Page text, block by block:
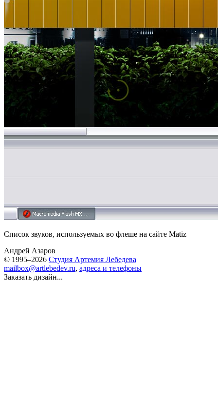
Список звуков, используемых во флеше на сайте Matiz
Андрей Азаров
© 1995–2026 Студия Артемия Лебедева
mailbox@artlebedev.ru, адреса и телефоны
Заказать дизайн...